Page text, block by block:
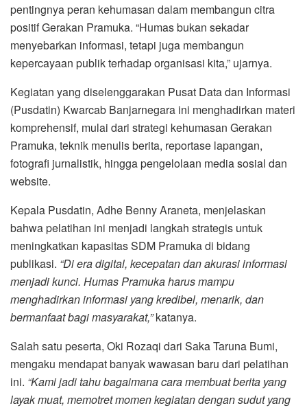
pentingnya peran kehumasan dalam membangun citra
positif Gerakan Pramuka. “Humas bukan sekadar
menyebarkan informasi, tetapi juga membangun
kepercayaan publik terhadap organisasi kita,” ujarnya.
Kegiatan yang diselenggarakan Pusat Data dan Informasi
(Pusdatin) Kwarcab Banjarnegara ini menghadirkan materi
komprehensif, mulai dari strategi kehumasan Gerakan
Pramuka, teknik menulis berita, reportase lapangan,
fotografi jurnalistik, hingga pengelolaan media sosial dan
website.
Kepala Pusdatin, Adhe Benny Araneta, menjelaskan
bahwa pelatihan ini menjadi langkah strategis untuk
meningkatkan kapasitas SDM Pramuka di bidang
publikasi. “Di era digital, kecepatan dan akurasi informasi
menjadi kunci. Humas Pramuka harus mampu
menghadirkan informasi yang kredibel, menarik, dan
bermanfaat bagi masyarakat,”katanya.
Salah satu peserta, Oki Rozaqi dari Saka Taruna Bumi,
mengaku mendapat banyak wawasan baru dari pelatihan
ini. “Kami jadi tahu bagaimana cara membuat berita yang
layak muat, memotret momen kegiatan dengan sudut yang